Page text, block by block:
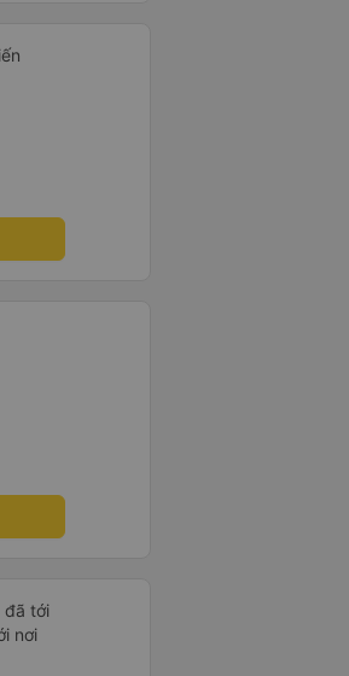
đã tới
nơi